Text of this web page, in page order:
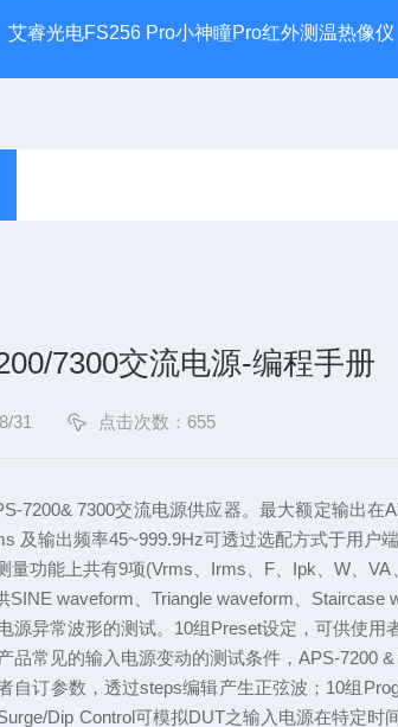
艾睿光电FS256 Pro小神瞳Pro红外测温热像仪
7300交流电源-编程手册
31 点击次数：655
7200& 7300交流电源供应器。最大额定输出在
及输出频率45~999.9Hz可透过选配方式于用户
量功能上共有9项(Vrms、Irms、F、Ipk、W、
SINE waveform、Triangle waveform、
源异常波形的测试。10组Preset设定，可供使
品常见的输入电源变动的测试条件，APS-7200
自订参数，透过steps编辑产生正弦波；10组
Dip Control可模拟DUT之输入电源在特定